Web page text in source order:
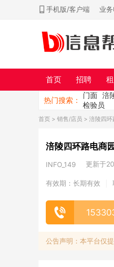
手机版/客户端 业
首页 招聘
热门搜索：
门面 涪
检验员
首页 > 销售/店员 > 涪陵四
涪陵四环路电商
INFO_149 更新于
有效期：长期有效
公告声明：本平台仅